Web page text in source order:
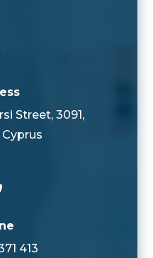
Street, 3091,
413